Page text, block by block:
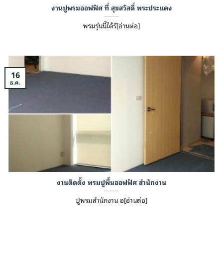
งานปูพรมออฟฟิศ ที่ สุขสวัสดิ์ พระประแดง
พรมรุ่นนี้ได้รั[อ่านต่อ]
งานติดตั้ง พรมปูพื้นออฟฟิศ สำนักงาน
ปูพรมสำนักงาน อ[อ่านต่อ]
16
ธ.ค.